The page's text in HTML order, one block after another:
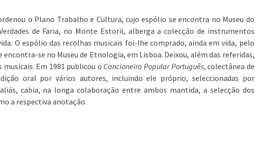
o Plano Trabalho e Cultura, cujo espólio se encontra no Museu do
de Faria, no Monte Estoril, alberga a colecção de instrumentos
O espólio das recolhas musicais foi-lhe comprado, ainda em vida, pelo
encontra-se no Museu de Etnologia, em Lisboa. Deixou, além das referidas,
Em 1981 publicou o Cancioneiro Popular Português, colectânea de
oral por vários autores, incluindo ele próprio, seleccionadas por
cabia, na longa colaboração entre ambos mantida, a selecção dos
a respectiva anotação.